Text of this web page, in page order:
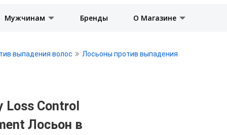
Мужчинам Бренды О Магазине
выпадения волос
Лосьоны против выпадения
Loss Control
Лосьон в